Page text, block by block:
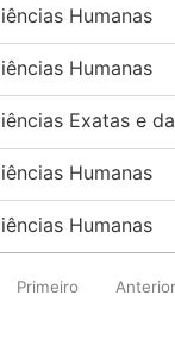
Humanas
Humanas
Exatas e
Humanas
Humanas
Primeiro Anterior